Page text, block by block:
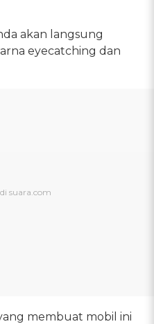
akan langsung
eyecatching dan
membuat mobil ini